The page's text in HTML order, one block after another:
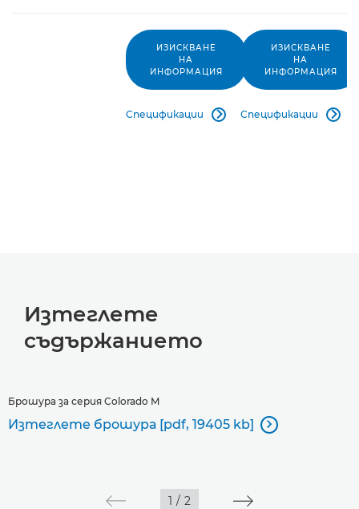
ИЗИСКВАНЕ
НА
ИНФОРМАЦИЯ
Спецификации 
ИЗИСКВАНЕ
НА
ИНФОРМАЦИЯ
Спецификации 
Изтеглете
съдържанието
Брошура за серия Colorado M
Изтеглете брошура [pdf, 19405 kb] 
1 / 2